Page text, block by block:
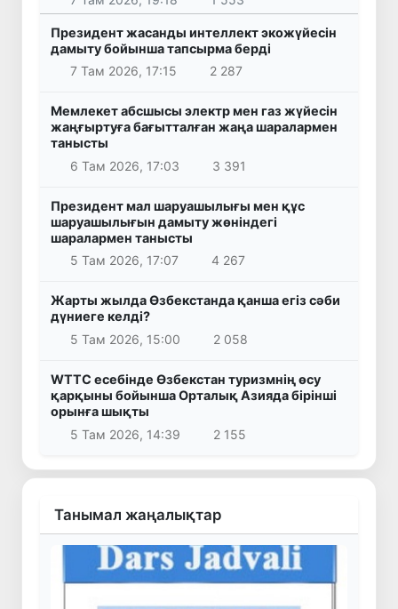
Президент жасанды интеллект экожүйесін
дамыту бойынша тапсырма берді
7 Там 2026, 17:15
2 287
Мемлекет абсшысы электр мен газ жүйесін
жаңғыртуға бағытталған жаңа шаралармен
танысты
6 Там 2026, 17:03
3 391
Президент мал шаруашылығы мен құс
шаруашылығын дамыту жөніндегі
шаралармен танысты
5 Там 2026, 17:07
4 267
Жарты жылда Өзбекстанда қанша егіз сәби
дүниеге келді?
5 Там 2026, 15:00
2 058
WTTC есебінде Өзбекстан туризмнің өсу
қарқыны бойынша Орталық Азияда бірінші
орынға шықты
5 Там 2026, 14:39
2 155
Танымал жаңалықтар